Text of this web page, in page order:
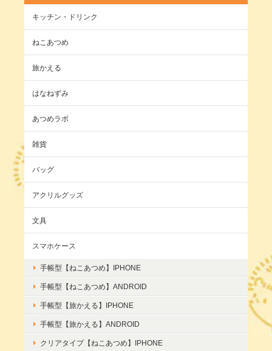
キッチン・ドリンク
ねこあつめ
旅かえる
はなねずみ
あつめラボ
雑貨
バッグ
アクリルグッズ
文具
スマホケース
手帳型【ねこあつめ】IPHONE
手帳型【ねこあつめ】ANDROID
手帳型【旅かえる】IPHONE
手帳型【旅かえる】ANDROID
クリアタイプ【ねこあつめ】IPHONE